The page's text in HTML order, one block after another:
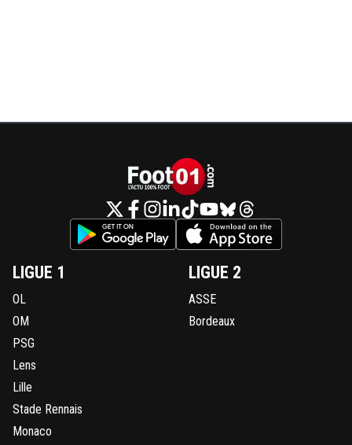
LIGUE 1
OL
OM
PSG
Lens
Lille
Stade Rennais
Monaco
LIGUE 2
ASSE
Bordeaux